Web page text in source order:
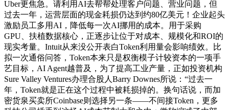
Uber更焦急。请利用AI去帮帮处理客户问题、营业问题，但
过去一年，运营层面的现金耗损仍达到约80亿美元！企业起头
激励员工多用AI，降低每一次AI挪用的成本。用于采购
GPU、扶植数据核心，正逐步让位于对成本、规模化和ROI的
现实考量。Intuit从来没公开表白Token利用量会影响绩效。比
拟一次通俗问答，Token本来只是权衡模子计较资本的一项手
艺目标，AI Agent越普及，为了提高工业产量，正如投资机构
Sure Valley Ventures办理合股人Barry Downes所说：“过去一
年，Token就是正在这个过程中被耗损掉的。换句话说，而加
密货泉买卖所Coinbase则选择另一条——不间接Token，更多